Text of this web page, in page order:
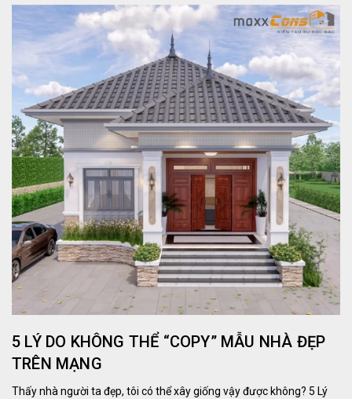
5 LÝ DO KHÔNG THỂ “COPY” MẪU NHÀ ĐẸP
TRÊN MẠNG
Thấy nhà người ta đẹp, tôi có thể xây giống vậy được không? 5 Lý